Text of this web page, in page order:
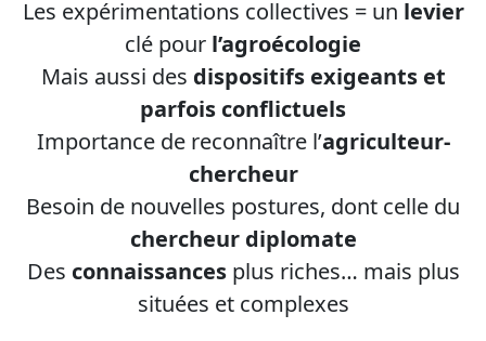
Les expérimentations collectives = un levier
clé pour l’agroécologie
Mais aussi des dispositifs exigeants et
parfois conflictuels
Importance de reconnaître l’agriculteur-
chercheur
Besoin de nouvelles postures, dont celle du
chercheur diplomate
Des connaissancesplus riches… mais plus
situées et complexes